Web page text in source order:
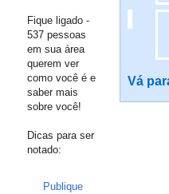
Fique ligado -
537 pessoas
em sua área
querem ver
como você é e
saber mais
sobre você!
Dicas para ser
notado:
Publique
Vá